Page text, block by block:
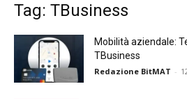
Tag: TBusiness
Mobilità aziendale:
TBusiness
Redazione BitMAT -